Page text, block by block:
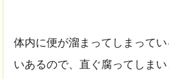
体内に便が溜まってしまって
いあるので、直ぐ腐ってしま